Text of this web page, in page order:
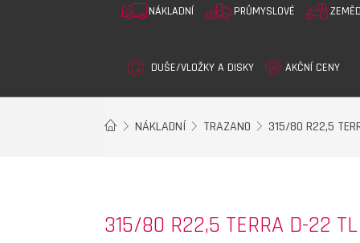
NÁKLADNÍ PRŮMYSLOVÉ
DUŠE/VLOŽKY A DISKY AKČNÍ CENY
NÁKLADNÍ TRAZANO 315/80 R22,5
315/80 R22,5 TERRA D-22